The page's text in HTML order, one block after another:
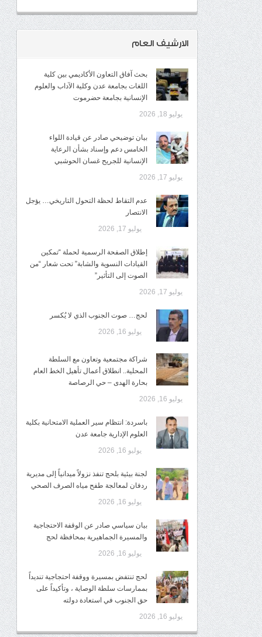
الارشيف العام
بحث آفاق التعاون الأكاديمي بين كلية
اللغات بجامعة عدن وكلية الآداب والعلوم
الإنسانية بجامعة حضرموت
يوليو 18, 2026
​بيان توضيحي صادر عن قيادة اللواء
الخامس دعم وإسناد بشأن الرعاية
الإنسانية للجريح غسان الحوشبي
يوليو 17, 2026
عدم التقاط لحظة التحول التاريخي… يؤجل
الانتصار
يوليو 17, 2026
إطلاق الصفحة الرسمية لحملة “تمكين
القيادات النسوية والشابة” تحت شعار “من
الصوت إلى التأثير”
يوليو 17, 2026
لحج… صوت الجنوب الذي لا يُكسر
يوليو 16, 2026
شراكة مجتمعية وتعاون مع السلطة
المحلية.. انطلاق أعمال تأهيل الخط العام
بحارة الهدى – حي الرصاصة
يوليو 16, 2026
باسردة: انتظام سير العملية الامتحانية بكلية
العلوم الإدارية جامعة عدن
يوليو 16, 2026
لجنة بيئية بلحج تنفذ نزولاً ميدانياً إلى مديرية
ردفان لمعالجة طفح مياه الصرف الصحي
يوليو 16, 2026
بيان سياسي صادر عن الوقفة الاحتجاجية
والمسيرة الجماهيرية بمحافظة لحج
يوليو 16, 2026
لحج تنتفض بمسيرة ووقفة احتجاجية تنديداً
بممارسات سلطة الوصاية ، وتأكيداً على
حق الجنوب في استعادة دولته
يوليو 16, 2026